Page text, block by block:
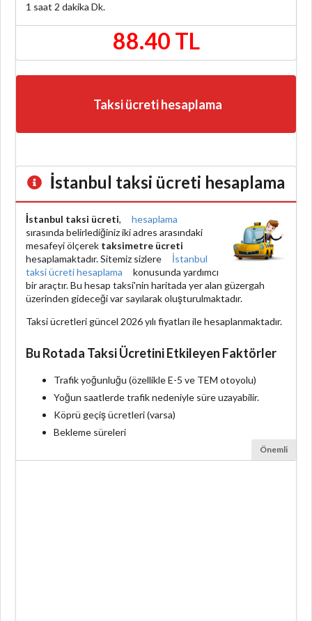
1 saat 2 dakika Dk.
88.40 TL
Taksi ücreti hesaplama
İstanbul taksi ücreti hesaplama
İstanbul taksi ücreti,
hesaplama
sırasında belirlediğiniz iki adres arasındaki
mesafeyi ölçerek taksimetre ücreti
hesaplamaktadır. Sitemiz sizlere
İstanbul
taksi ücreti hesaplama
konusunda yardımcı
bir araçtır. Bu hesap taksi'nin haritada yer alan güzergah
üzerinden gideceği var sayılarak oluşturulmaktadır.
Taksi ücretleri güncel 2026 yılı fiyatları ile hesaplanmaktadır.
Bu Rotada Taksi Ücretini Etkileyen Faktörler
Trafik yoğunluğu (özellikle E-5 ve TEM otoyolu)
Yoğun saatlerde trafik nedeniyle süre uzayabilir.
Köprü geçiş ücretleri (varsa)
Bekleme süreleri
Önemli